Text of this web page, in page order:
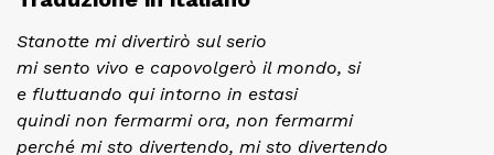
Stanotte mi divertirò sul serio
mi sento vivo e capovolgerò il mondo, si
e fluttuando qui intorno in estasi
quindi non fermarmi ora, non fermarmi
perché mi sto divertendo, mi sto divertendo